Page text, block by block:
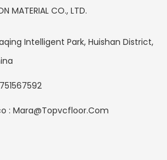
MATERIAL CO., LTD.
Intelligent Park, Huishan District,
: Mara@topvcfloor.com